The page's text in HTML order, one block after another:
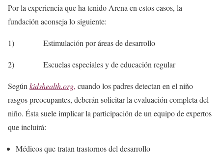
Por la experiencia que ha tenido Arena en estos casos, la
fundación aconseja lo siguiente:
1) Estimulación por áreas de desarrollo
2) Escuelas especiales y de educación regular
Segúnkidshealth.org, cuando los padres detectan en el niño
rasgos preocupantes, deberán solicitar la evaluación completa del
niño. Ésta suele implicar la participación de un equipo de expertos
que incluirá:
Médicos que tratan trastornos del desarrollo